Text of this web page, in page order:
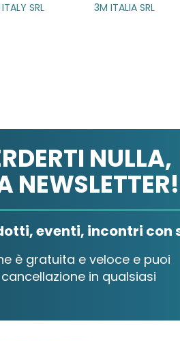
SRL 3M ITALIA SRL
3M ITALIA SRL
NULLA,
NEWSLETTER!
eventi, incontri con
è gratuita e veloce e puoi
in qualsiasi